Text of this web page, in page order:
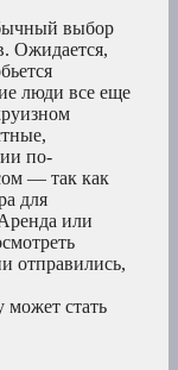
выбор
Ожидается,
люди все еще
по-
— так как
для
или
отправились,
может стать